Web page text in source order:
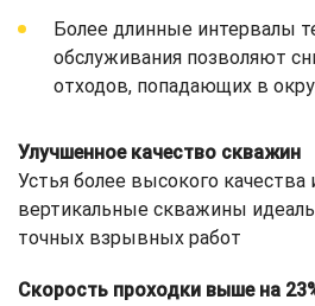
Более длинные интервалы
обслуживания позволяют
отходов, попадающих в
Улучшенное качество скважин
Устья более высокого качества
вертикальные скважины
точных взрывных работ
Скорость проходки выше на